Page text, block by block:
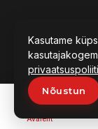
PAKKUMINE:
Küsi hinda
Avaleht
Kasutame
Nõustun